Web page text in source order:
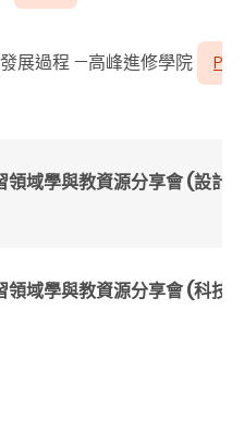
展過程 —高峰進修學院 PDF
領域學與教資源分享會 (設
領域學與教資源分享會 (科